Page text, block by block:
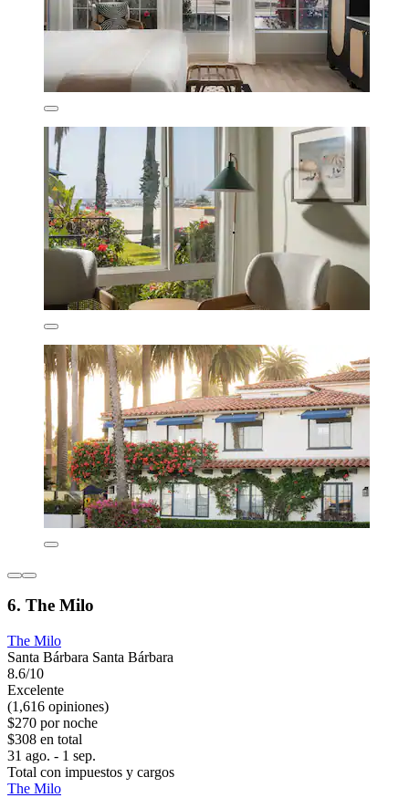
6. The Milo
The Milo
Santa Bárbara Santa Bárbara
8.6/10
Excelente
(1,616 opiniones)
$270 por noche
$308 en total
31 ago. - 1 sep.
Total con impuestos y cargos
The Milo